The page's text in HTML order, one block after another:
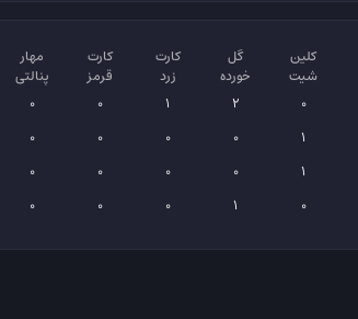
کلین
شیت
گل
خورده
کارت
زرد
کارت
قرمز
مهار
پنالتی
0
2
1
0
0
1
0
0
0
0
1
0
0
0
0
0
1
0
0
0